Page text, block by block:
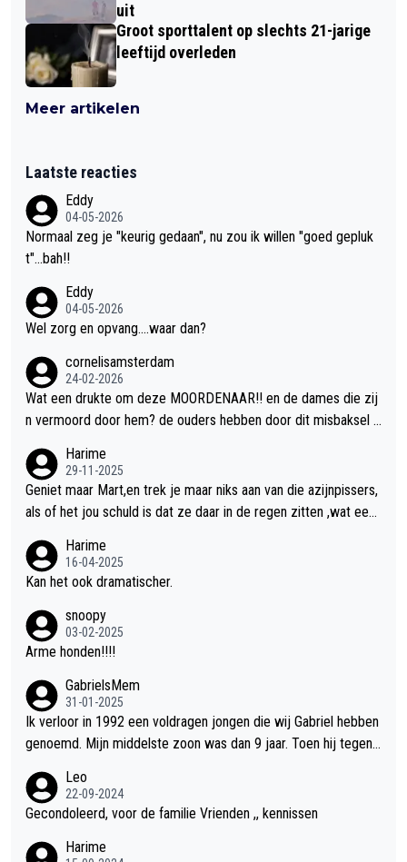
uit
Groot sporttalent op slechts 21-jarige
leeftijd overleden
Meer artikelen
Laatste reacties
Eddy
04-05-2026
Normaal zeg je "keurig gedaan", nu zou ik willen "goed gepluk
t"...bah!!
Eddy
04-05-2026
Wel zorg en opvang....waar dan?
cornelisamsterdam
24-02-2026
Wat een drukte om deze MOORDENAAR!! en de dames die zij
n vermoord door hem? de ouders hebben door dit misbaksel l
gelost!!
Harime
29-11-2025
Geniet maar Mart,en trek je maar niks aan van die azijnpissers,
als of het jou schuld is dat ze daar in de regen zitten ,wat een
Harime
16-04-2025
Kan het ook dramatischer.
snoopy
03-02-2025
Arme honden!!!!
GabrielsMem
31-01-2025
Ik verloor in 1992 een voldragen jongen die wij Gabriel hebben
genoemd. Mijn middelste zoon was dan 9 jaar. Toen hij tegen
ob verteld in Groningen. Ik gun Anouk en Douwe Bob hun rouw
verdriet en als ervaringsdeskundige heb ik zeker begrip hiervo
ens duidelijk overeenkomend met mijn gezins verlies in 1992
Leo
22-09-2024
Gecondoleerd, voor de familie Vrienden ,, kennissen
Harime